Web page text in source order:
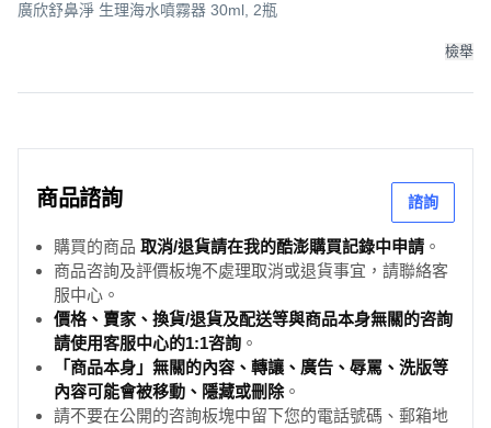
廣欣舒鼻淨 生理海水噴霧器 30ml, 2瓶
檢舉
商品諮詢 諮詢
購買的商品 取消/退貨請在我的酷澎購買記錄中申請 。
商品咨詢及評價板塊不處理取消或退貨事宜，請聯絡客
服中心。
價格、賣家、換貨/退貨及配送等與商品本身無關的咨詢
請使用客服中心的1:1咨詢 。
「商品本身」無關的內容、轉讓、廣告、辱罵、洗版等
內容可能會被移動、隱藏或刪除。
請不要在公開的咨詢板塊中留下您的電話號碼、郵箱地